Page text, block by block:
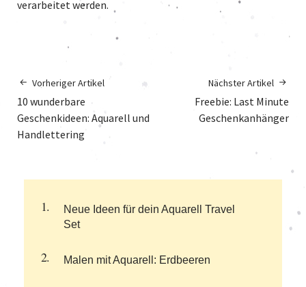
verarbeitet werden.
Vorheriger Artikel
10 wunderbare
Geschenkideen: Aquarell und
Handlettering
Nächster Artikel
Freebie: Last Minute
Geschenkanhänger
Neue Ideen für dein Aquarell Travel
Set
Malen mit Aquarell: Erdbeeren